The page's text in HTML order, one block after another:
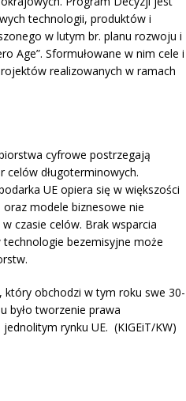
technologii, produktów i
w lutym br. planu rozwoju i
Age”. Sformułowane w nim cele i
realizowanych w ramach
cyfrowe postrzegają
celów długoterminowych.
UE opiera się w większości
oraz modele biznesowe nie
czasie celów. Brak wsparcia
bezemisyjne może
który obchodzi w tym roku swe 30-
było tworzenie prawa
rynku UE. (KIGEiT/KW)